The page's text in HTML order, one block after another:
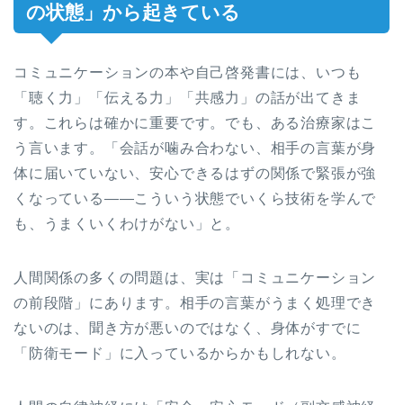
の状態」から起きている
コミュニケーションの本や自己啓発書には、いつも
「聴く力」「伝える力」「共感力」の話が出てきま
す。これらは確かに重要です。でも、ある治療家はこ
う言います。「会話が噛み合わない、相手の言葉が身
体に届いていない、安心できるはずの関係で緊張が強
くなっている——こういう状態でいくら技術を学んで
も、うまくいくわけがない」と。
人間関係の多くの問題は、実は「コミュニケーション
の前段階」にあります。相手の言葉がうまく処理でき
ないのは、聞き方が悪いのではなく、身体がすでに
「防衛モード」に入っているからかもしれない。